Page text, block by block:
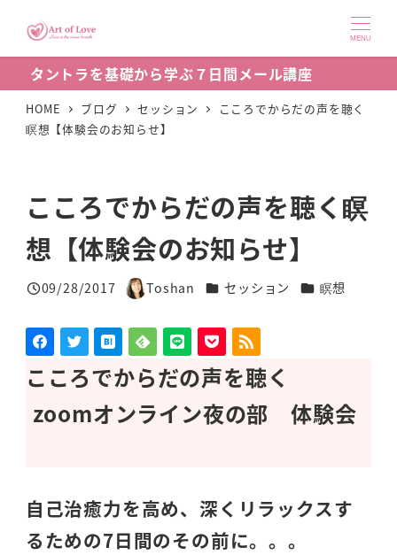
ン
コ
MENU
タントラを基礎から学ぶ７日間メール講座
HOME ブログ セッション
こころでからだの声を聴く
瞑想【体験会のお知らせ】
こころでからだの声を聴く瞑
想【体験会のお知らせ】
投稿日
09/28/2017
著
Toshan カテゴリー
セッション カテゴリー
瞑想
こころでからだの声を聴く
zoomオンライン夜の部 体験会
自己治癒力を高め、深くリラックスす
るための7日間のその前に。。。